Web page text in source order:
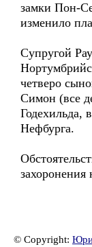
замки Пон-
изменило
Супругой
четверо
Симон (все
Годехильда,
Нефбурга.
захоронения
© Copyright: